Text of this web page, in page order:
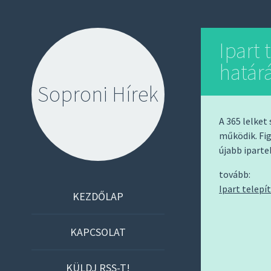
Soproni Hírek
KEZDŐLAP
KAPCSOLAT
KÜLDJ RSS-T!
Ipart
A 365 lelket
működik.
újabb
tovább:
Ipart